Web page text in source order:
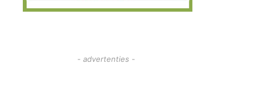
- advertenties -